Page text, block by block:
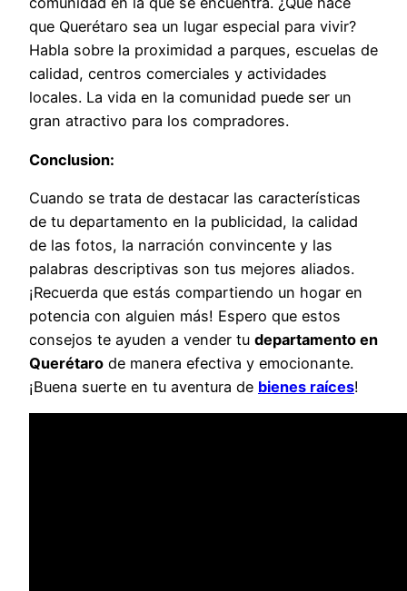
que Querétaro sea un lugar especial para vivir?
Habla sobre la proximidad a parques, escuelas de
calidad, centros comerciales y actividades
locales. La vida en la comunidad puede ser un
gran atractivo para los compradores.
Conclusion:
Cuando se trata de destacar las características
de tu departamento en la publicidad, la calidad
de las fotos, la narración convincente y las
palabras descriptivas son tus mejores aliados.
¡Recuerda que estás compartiendo un hogar en
potencia con alguien más! Espero que estos
consejos te ayuden a vender tu departamento en
Querétaro de manera efectiva y emocionante.
¡Buena suerte en tu aventura de bienes raíces!